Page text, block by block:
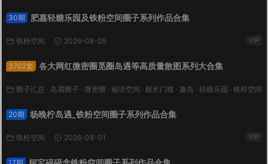
30期 肥嘉轻糖乐园及铁粉空间圈子系列作品合集
铁粉空间 2026-08-05 VIP
3702套 各大网红微密圈觅圈岛遇等高质量散图系列大合集
圈子汇总 · 岛遇圈子 · 微密圈 · 秘语空间 · 舰长门槛 · 趣岛 · 轻糖乐园 · 铁粉空间
20期
杨晚柠岛遇_铁粉空间圈子系列作品合集
铁粉空间 2026-08-01 VIP